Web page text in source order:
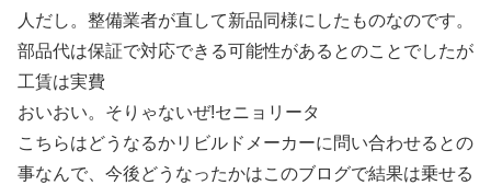
人だし。整備業者が直して新品同様にしたものなのです。
部品代は保証で対応できる可能性があるとのことでしたが
工賃は実費
おいおい。そりゃないぜ!セニョリータ
こちらはどうなるかリビルドメーカーに問い合わせるとの
事なんで、今後どうなったかはこのブログで結果は乗せる